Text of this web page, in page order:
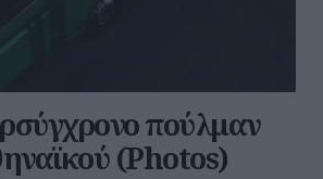
πούλμαν
(Photos)